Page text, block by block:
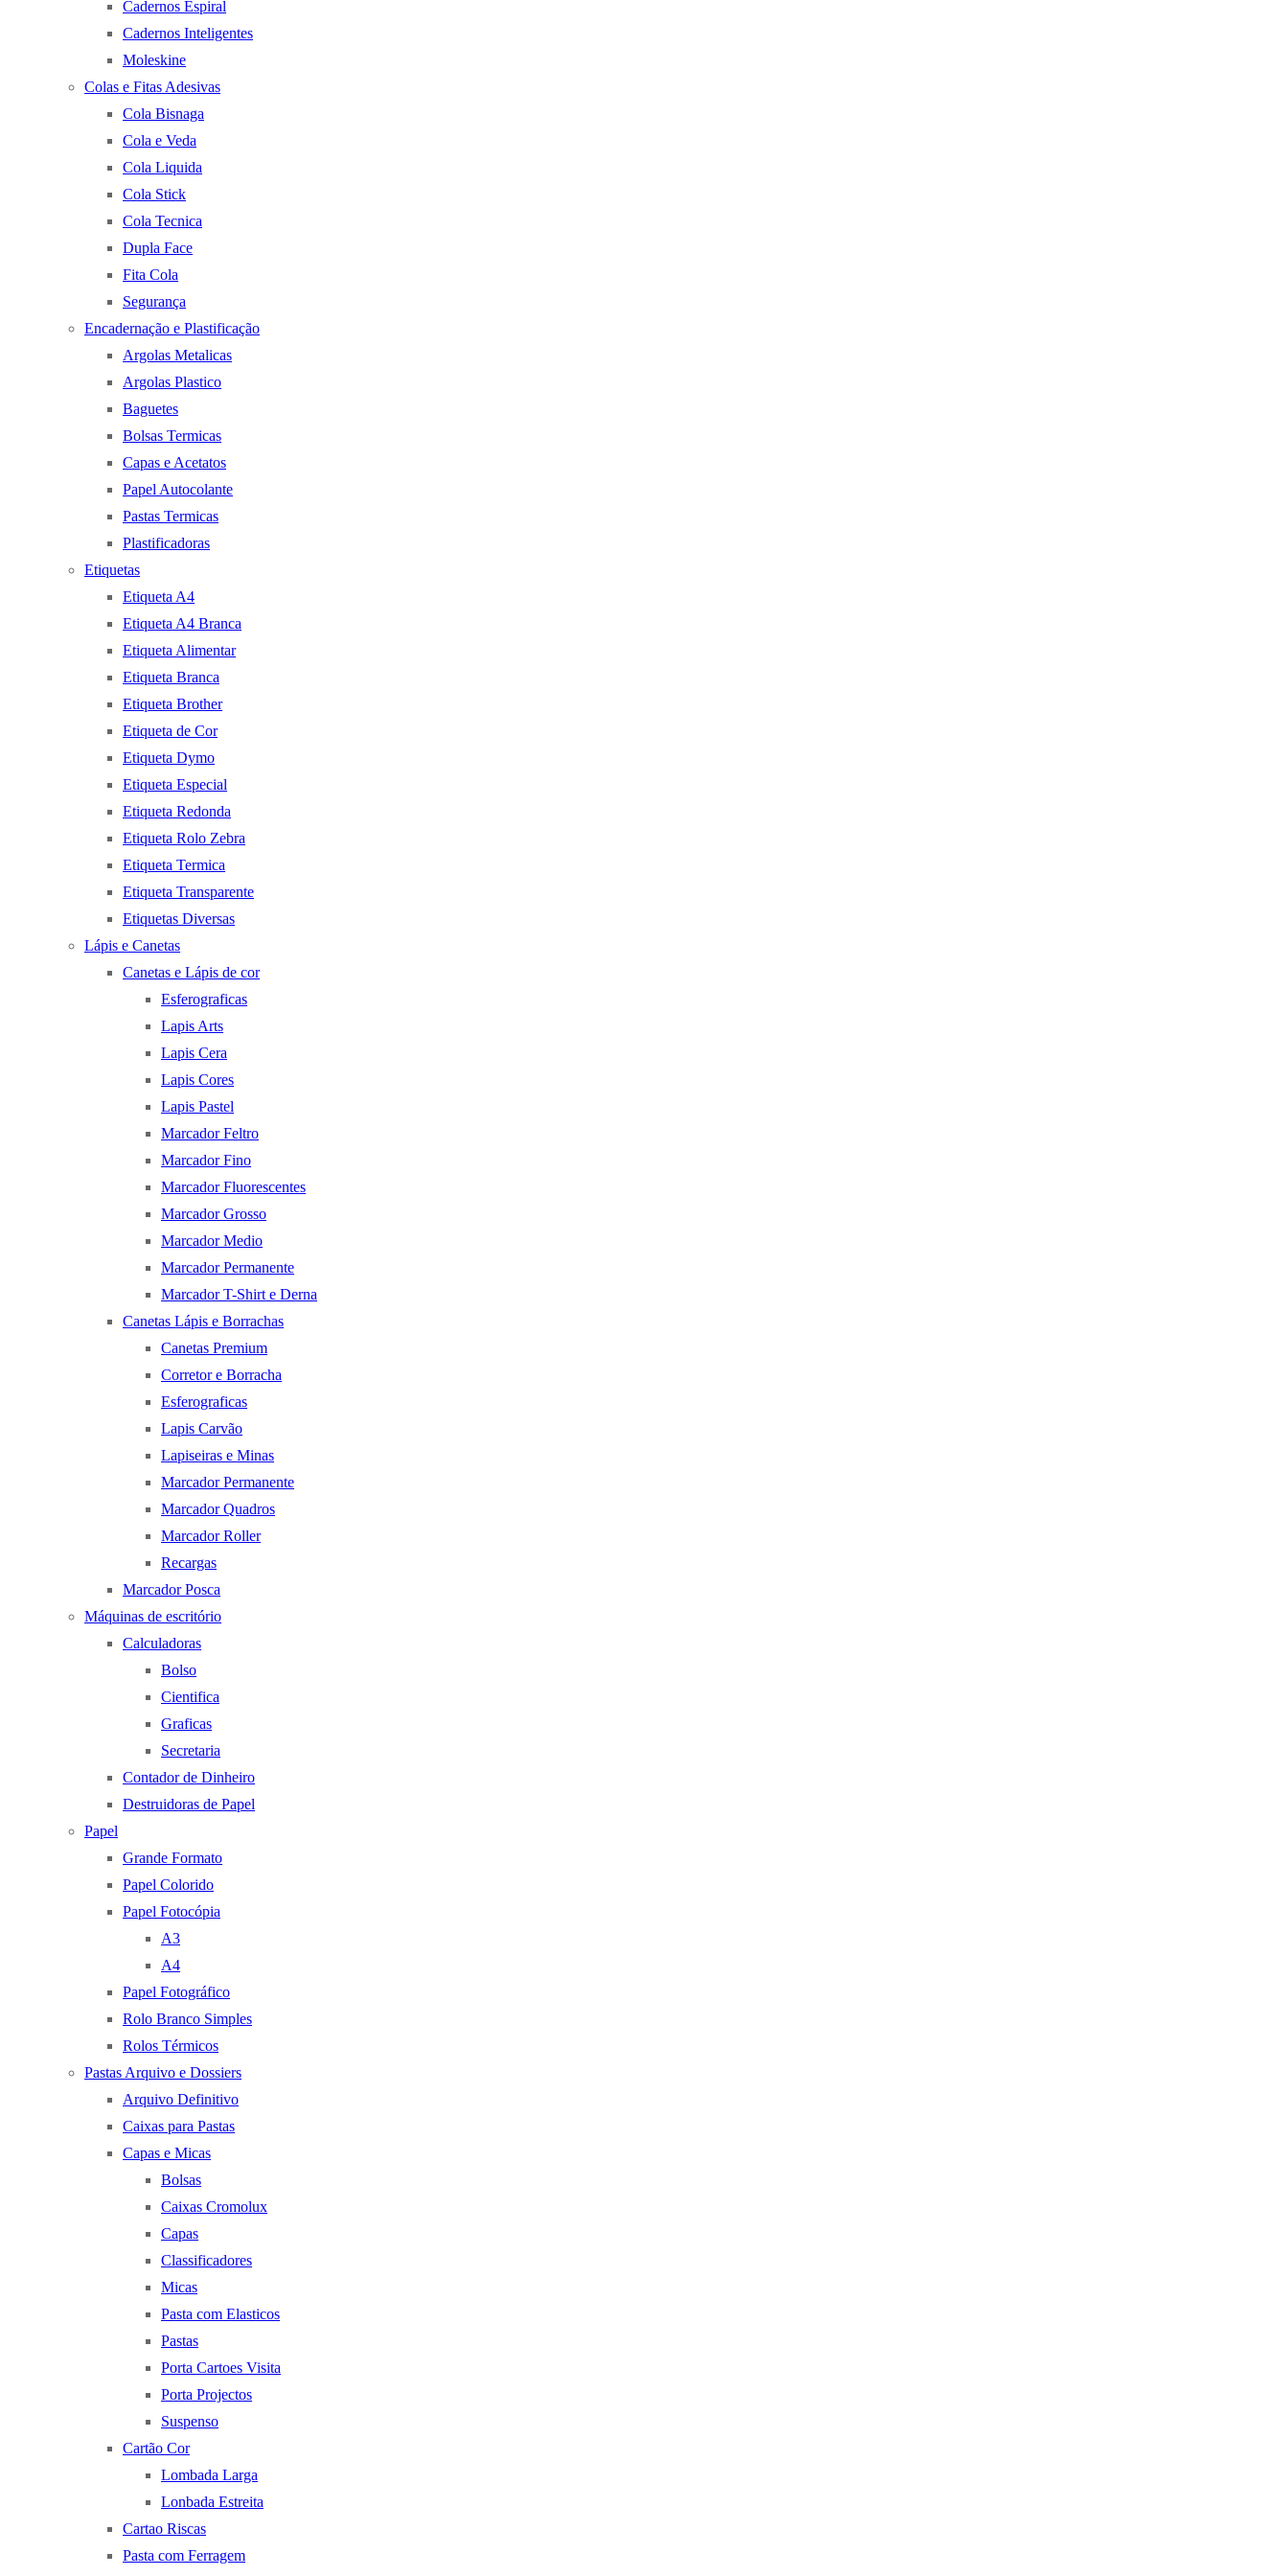
Cadernos Espiral
Cadernos Inteligentes
Moleskine
Colas e Fitas Adesivas
Cola Bisnaga
Cola e Veda
Cola Liquida
Cola Stick
Cola Tecnica
Dupla Face
Fita Cola
Segurança
Encadernação e Plastificação
Argolas Metalicas
Argolas Plastico
Baguetes
Bolsas Termicas
Capas e Acetatos
Papel Autocolante
Pastas Termicas
Plastificadoras
Etiquetas
Etiqueta A4
Etiqueta A4 Branca
Etiqueta Alimentar
Etiqueta Branca
Etiqueta Brother
Etiqueta de Cor
Etiqueta Dymo
Etiqueta Especial
Etiqueta Redonda
Etiqueta Rolo Zebra
Etiqueta Termica
Etiqueta Transparente
Etiquetas Diversas
Lápis e Canetas
Canetas e Lápis de cor
Esferograficas
Lapis Arts
Lapis Cera
Lapis Cores
Lapis Pastel
Marcador Feltro
Marcador Fino
Marcador Fluorescentes
Marcador Grosso
Marcador Medio
Marcador Permanente
Marcador T-Shirt e Derna
Canetas Lápis e Borrachas
Canetas Premium
Corretor e Borracha
Esferograficas
Lapis Carvão
Lapiseiras e Minas
Marcador Permanente
Marcador Quadros
Marcador Roller
Recargas
Marcador Posca
Máquinas de escritório
Calculadoras
Bolso
Cientifica
Graficas
Secretaria
Contador de Dinheiro
Destruidoras de Papel
Papel
Grande Formato
Papel Colorido
Papel Fotocópia
A3
A4
Papel Fotográfico
Rolo Branco Simples
Rolos Térmicos
Pastas Arquivo e Dossiers
Arquivo Definitivo
Caixas para Pastas
Capas e Micas
Bolsas
Caixas Cromolux
Capas
Classificadores
Micas
Pasta com Elasticos
Pastas
Porta Cartoes Visita
Porta Projectos
Suspenso
Cartão Cor
Lombada Larga
Lonbada Estreita
Cartao Riscas
Pasta com Ferragem